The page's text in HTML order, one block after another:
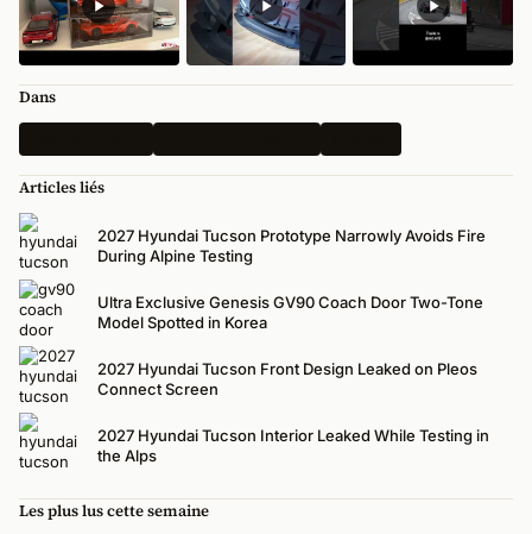
Dans
Articles liés
2027 Hyundai Tucson Prototype Narrowly Avoids Fire
During Alpine Testing
Ultra Exclusive Genesis GV90 Coach Door Two-Tone
Model Spotted in Korea
2027 Hyundai Tucson Front Design Leaked on Pleos
Connect Screen
2027 Hyundai Tucson Interior Leaked While Testing in
the Alps
Les plus lus cette semaine